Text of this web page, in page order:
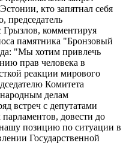
кто запятнал себя
председатель
комментируя
памятника "Бронзовый
"Мы хотим привлечь
прав человека в
реакции мирового
Комитета
делам
встреч с депутатами
довести до
позицию по ситуации в
Государственной